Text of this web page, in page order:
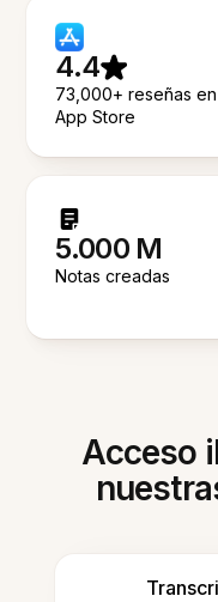
4.4
73,000+ reseñas en
App Store
5.000 M
Notas creadas
Acceso